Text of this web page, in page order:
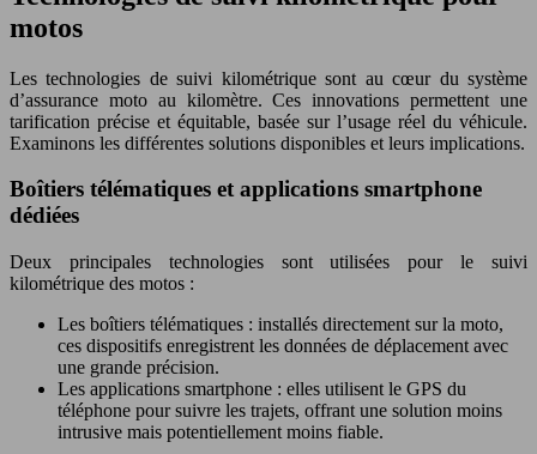
motos
Les technologies de suivi kilométrique sont au cœur du système
d’assurance moto au kilomètre. Ces innovations permettent une
tarification précise et équitable, basée sur l’usage réel du véhicule.
Examinons les différentes solutions disponibles et leurs implications.
Boîtiers télématiques et applications smartphone
dédiées
Deux principales technologies sont utilisées pour le suivi
kilométrique des motos :
Les boîtiers télématiques : installés directement sur la moto,
ces dispositifs enregistrent les données de déplacement avec
une grande précision.
Les applications smartphone : elles utilisent le GPS du
téléphone pour suivre les trajets, offrant une solution moins
intrusive mais potentiellement moins fiable.